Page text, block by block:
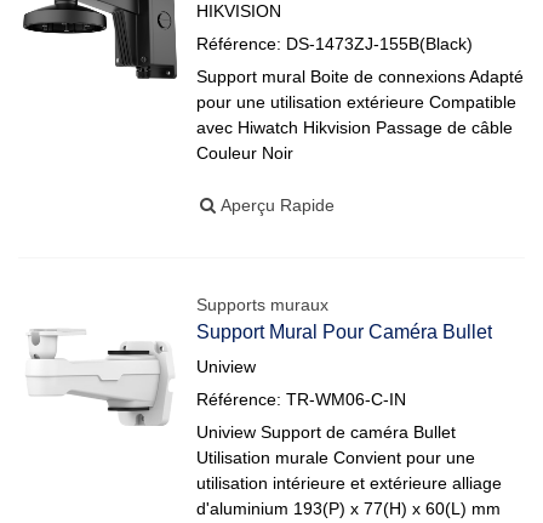
HIKVISION
Référence: DS-1473ZJ-155B(Black)
Support mural Boite de connexions Adapté
pour une utilisation extérieure Compatible
avec Hiwatch Hikvision Passage de câble
Couleur Noir
Aperçu Rapide
Supports muraux
Support Mural Pour Caméra Bullet
Uniview
Référence: TR-WM06-C-IN
Uniview Support de caméra Bullet
Utilisation murale Convient pour une
utilisation intérieure et extérieure alliage
d'aluminium 193(P) x 77(H) x 60(L) mm